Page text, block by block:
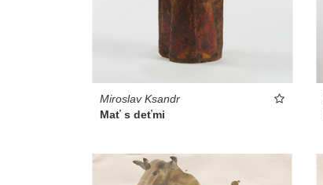
Miroslav Ksandr
Mať s deťmi